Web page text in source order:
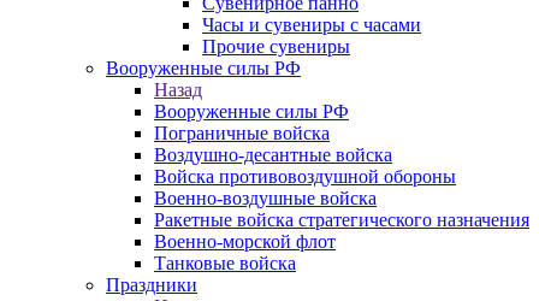
Часы и сувениры с часами
Прочие сувениры
Вооруженные силы РФ
Назад
Вооруженные силы РФ
Пограничные войска
Воздушно-десантные войска
Войска противовоздушной обороны
Военно-воздушные войска
Ракетные войска стратегического назначения
Военно-морской флот
Танковые войска
Праздники